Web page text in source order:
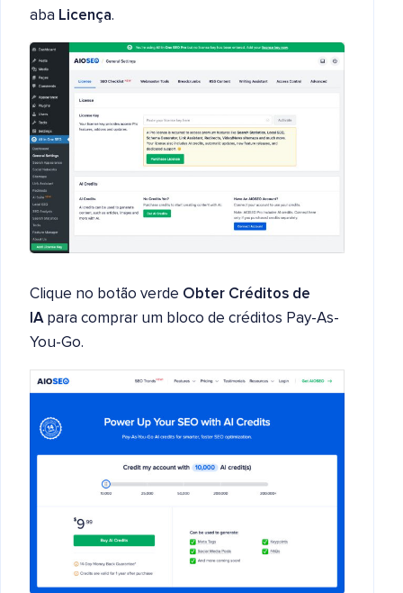
aba Licença.
Clique no botão verde Obter Créditos de
IApara comprar um bloco de créditos Pay-As-
You-Go.